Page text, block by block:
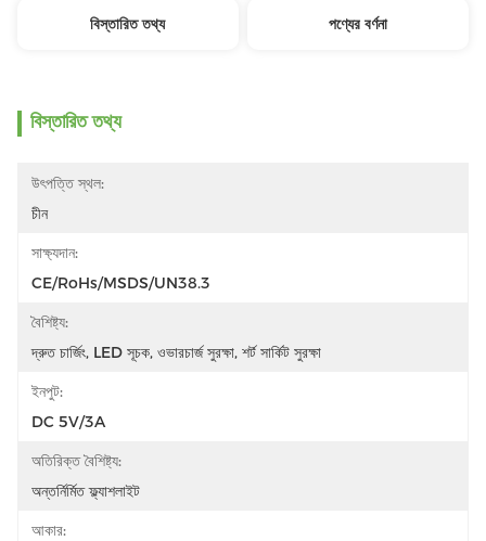
বিস্তারিত তথ্য পণ্যের বর্ণনা
বিস্তারিত তথ্য
উৎপত্তি স্থল:
চীন
সাক্ষ্যদান:
CE/RoHs/MSDS/UN38.3
বৈশিষ্ট্য:
দ্রুত চার্জিং, LED সূচক, ওভারচার্জ সুরক্ষা, শর্ট সার্কিট সুরক্ষা
ইনপুট:
DC 5V/3A
অতিরিক্ত বৈশিষ্ট্য:
অন্তর্নির্মিত ফ্ল্যাশলাইট
আকার: